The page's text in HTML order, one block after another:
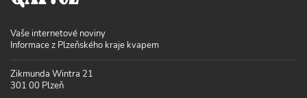
Vaše internetové noviny
Informace z Plzeňského kraje kvapem
Zikmunda Wintra 21
301 00 Plzeň